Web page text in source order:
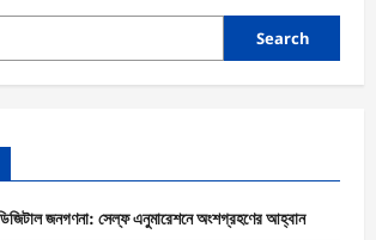
Search
জনগণনা: সেল্ফ এনুমারেশনে অংশগ্রহণের আহ্বান